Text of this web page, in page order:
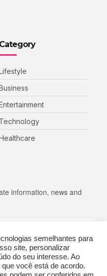
Category
Technology
information, news and
semelhantes para
site, personalizar
do seu interesse. Ao
você está de acordo.